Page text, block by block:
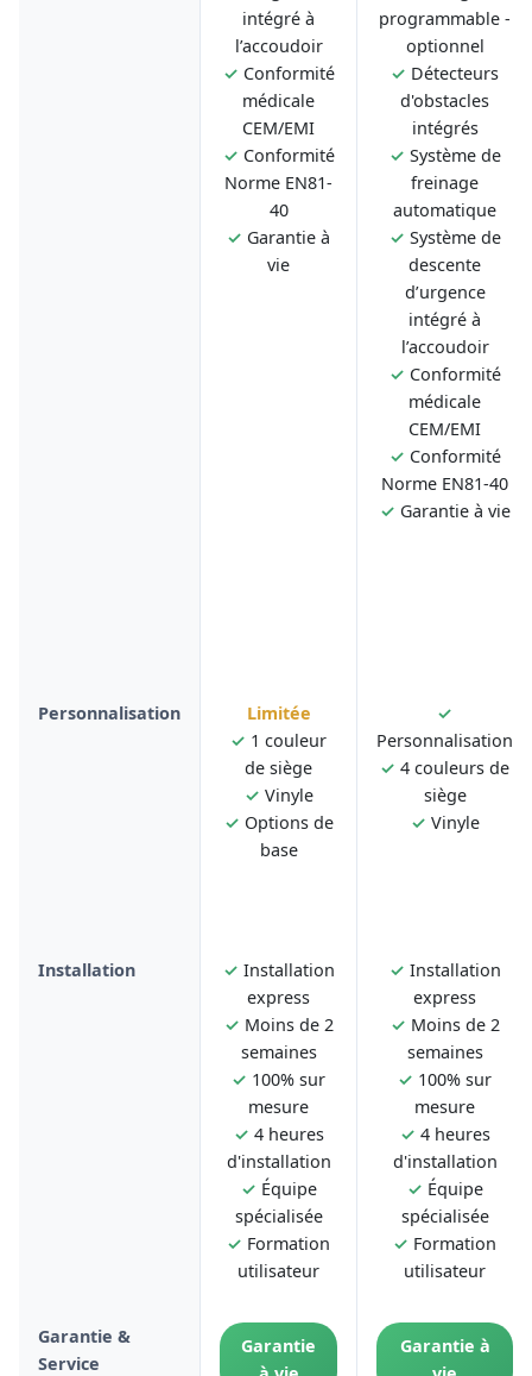
intégré à
l’accoudoir
✓ Conformité
médicale
CEM/EMI
✓ Conformité
Norme EN81-
40
✓ Garantie à
vie
programmable -
optionnel
✓ Détecteurs
d'obstacles
intégrés
✓ Système de
freinage
automatique
✓ Système de
descente
d’urgence
intégré à
l’accoudoir
✓ Conformité
médicale
CEM/EMI
✓ Conformité
Norme EN81-40
✓ Garantie à vie
Personnalisation
Limitée
✓ 1 couleur
de siège
✓ Vinyle
✓ Options de
base
✓
Personnalisation
✓ 4 couleurs de
siège
✓ Vinyle
Installation ✓ Installation
express
✓ Moins de 2
semaines
✓ 100% sur
mesure
✓ 4 heures
d'installation
✓ Équipe
spécialisée
✓ Formation
utilisateur
✓ Installation
express
✓ Moins de 2
semaines
✓ 100% sur
mesure
✓ 4 heures
d'installation
✓ Équipe
spécialisée
✓ Formation
utilisateur
Garantie &
Service
Garantie
Garantie à